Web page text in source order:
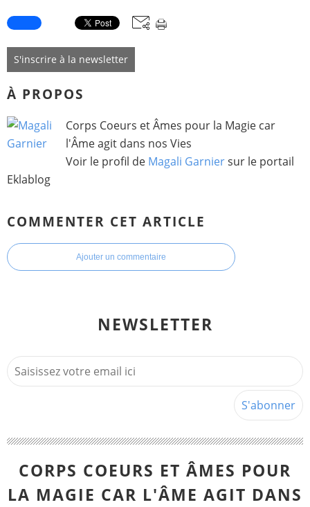
S'inscrire à la newsletter
À PROPOS
Corps Coeurs et Âmes pour la Magie car
l'Âme agit dans nos Vies
Voir le profil de Magali Garniersur le portail
Eklablog
COMMENTER CET ARTICLE
Ajouter un commentaire
NEWSLETTER
CORPS COEURS ET ÂMES POUR
LA MAGIE CAR L'ÂME AGIT DANS